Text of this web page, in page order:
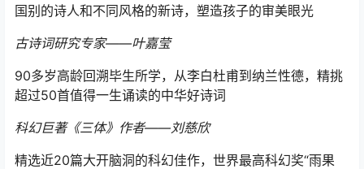
国别的诗人和不同风格的新诗，塑造孩子的审美眼光
古诗词研究专家——叶嘉莹
90多岁高龄回溯毕生所学，从李白杜甫到纳兰性德，精挑
超过50首值得一生诵读的中华好诗词
科幻巨著《三体》作者——刘慈欣
精选近20篇大开脑洞的科幻佳作，世界最高科幻奖“雨果